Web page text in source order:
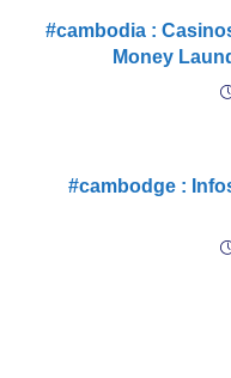
#cambodia :
Money
#cambodge :